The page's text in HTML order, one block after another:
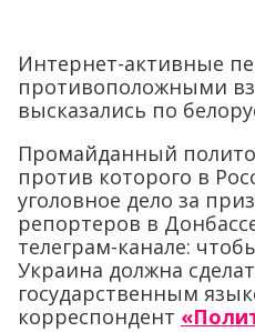
Интернет-активные
противоположными
высказались по
Промайданный
против которого в
уголовное дело за
репортеров в
телеграм-канале:
Украина должна
государственным
корреспондент